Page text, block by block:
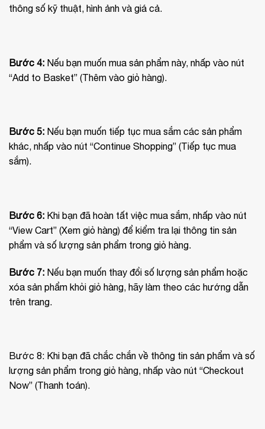
thông số kỹ thuật, hình ảnh và giá cả.
Bước 4: Nếu bạn muốn mua sản phẩm này, nhấp vào nút
“Add to Basket” (Thêm vào giỏ hàng).
Bước 5: Nếu bạn muốn tiếp tục mua sắm các sản phẩm
khác, nhấp vào nút “Continue Shopping” (Tiếp tục mua
sắm).
Bước 6: Khi bạn đã hoàn tất việc mua sắm, nhấp vào nút
“View Cart” (Xem giỏ hàng) để kiểm tra lại thông tin sản
phẩm và số lượng sản phẩm trong giỏ hàng.
Bước 7: Nếu bạn muốn thay đổi số lượng sản phẩm hoặc
xóa sản phẩm khỏi giỏ hàng, hãy làm theo các hướng dẫn
trên trang.
Bước 8: Khi bạn đã chắc chắn về thông tin sản phẩm và số
lượng sản phẩm trong giỏ hàng, nhấp vào nút “Checkout
Now” (Thanh toán).